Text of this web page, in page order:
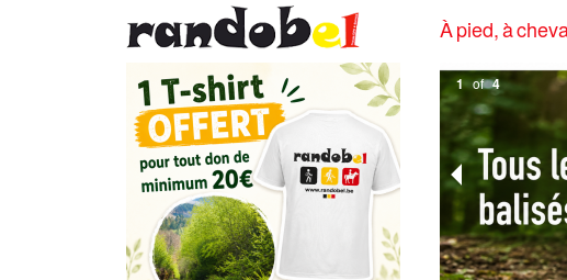
À pied, à
2 of 4